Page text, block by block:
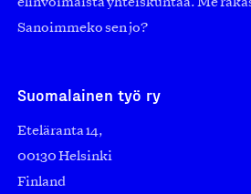
Sanoimmeko sen jo?
Suomalainen työ ry
Eteläranta 14,
00130 Helsinki
Finland